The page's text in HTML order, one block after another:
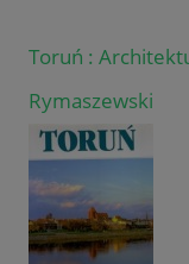
Toruń :
Rymaszewski